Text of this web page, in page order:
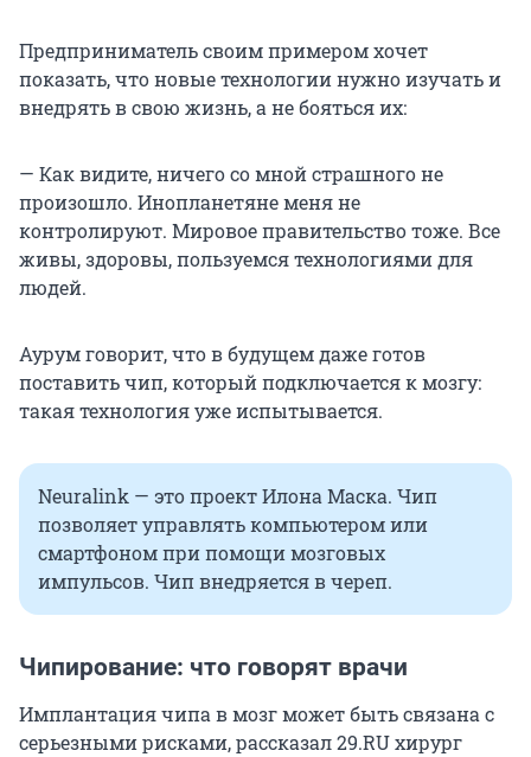
Предприниматель своим примером хочет
показать, что новые технологии нужно изучать и
внедрять в свою жизнь, а не бояться их:
— Как видите, ничего со мной страшного не
произошло. Инопланетяне меня не
контролируют. Мировое правительство тоже. Все
живы, здоровы, пользуемся технологиями для
людей.
Аурум говорит, что в будущем даже готов
поставить чип, который подключается к мозгу:
такая технология уже испытывается.
Neuralink — это проект Илона Маска. Чип
позволяет управлять компьютером или
смартфоном при помощи мозговых
импульсов. Чип внедряется в череп.
Чипирование: что говорят врачи
Имплантация чипа в мозг может быть связана с
серьезными рисками, рассказал 29.RU хирург